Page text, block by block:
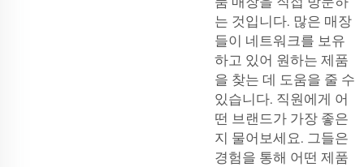
는 것입니다. 많은 매장
들이 네트워크를 보유
하고 있어 원하는 제품
을 찾는 데 도움을 줄 수
있습니다. 직원에게 어
떤 브랜드가 가장 좋은
지 물어보세요. 그들은
경험을 통해 어떤 제품